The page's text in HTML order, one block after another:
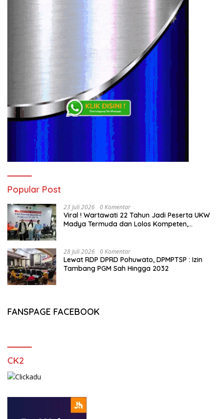
Popular Post
23 Juli 2026 0 Komentar
Viral ! Wartawati 22 Tahun Jadi Peserta UKW
Madya Termuda dan Lolos Kompeten,
28 Juli 2026 0 Komentar
Lewat RDP DPRD Pohuwato, DPMPTSP : Izin
Tambang PGM Sah Hingga 2032
FANSPAGE FACEBOOK
CK2